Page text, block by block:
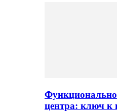
центра: ключ